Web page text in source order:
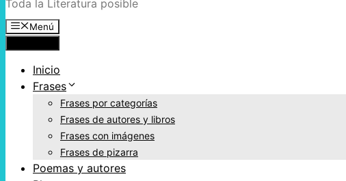
Toda la Literatura posible
Menú
Inicio
Frases
Frases por categorías
Frases de autores y libros
Frases con imágenes
Frases de pizarra
Poemas y autores